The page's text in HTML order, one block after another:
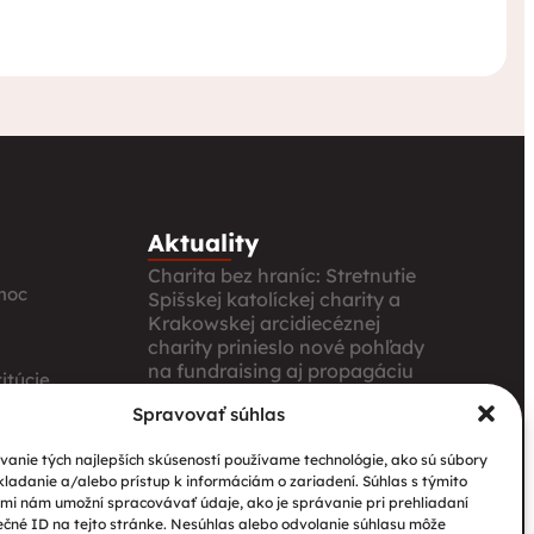
Spravovať súhlas
tých najlepších skúseností používame technológie, ako sú súbory
a/alebo prístup k informáciám o zariadení. Súhlas s týmito
nám umožní spracovávať údaje, ako je správanie pri prehliadaní
ID na tejto stránke. Nesúhlas alebo odvolanie súhlasu môže
Aktuality
Charita bez hraníc: Stretnutie
Spišskej katolíckej charity a
Krakowskej arcidiecéznej
charity prinieslo nové pohľady
na fundraising aj propagáciu
Nové petangové ihrisko
prináša seniorom radosť,
pohyb a komunitu
Národný projekt „Integrácia
štátnych príslušníkov tretích